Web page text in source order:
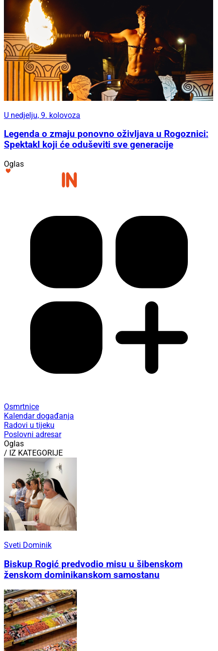
U nedjelju, 9. kolovoza
Legenda o zmaju ponovno oživljava u Rogoznici:
Spektakl koji će oduševiti sve generacije
Oglas
Osmrtnice
Kalendar događanja
Radovi u tijeku
Poslovni adresar
Oglas
/ IZ KATEGORIJE
Sveti Dominik
Biskup Rogić predvodio misu u šibenskom
ženskom dominikanskom samostanu